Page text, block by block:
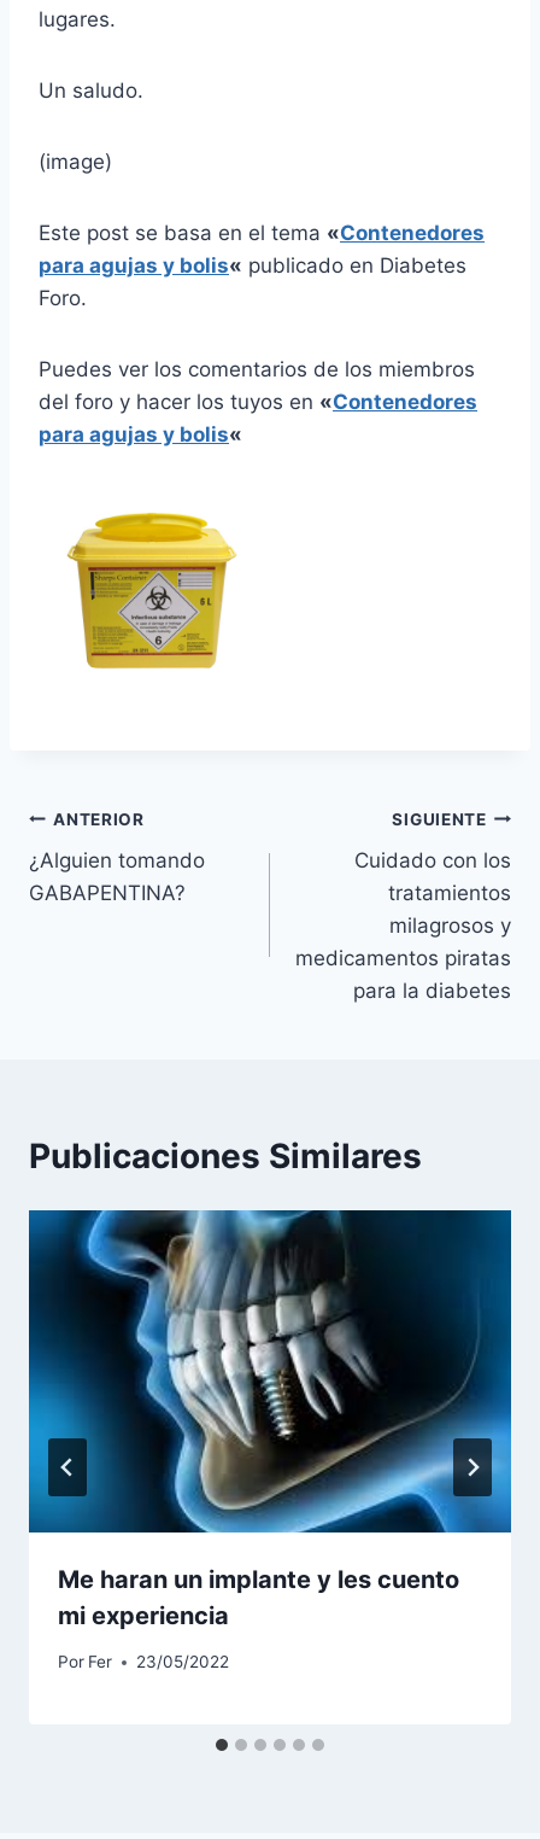
lugares.
Un saludo.
(image)
Este post se basa en el tema «Contenedores
para agujas y bolis« publicado en Diabetes
Foro.
Puedes ver los comentarios de los miembros
del foro y hacer los tuyos en «Contenedores
para agujas y bolis«
Navegación
de
ANTERIOR
¿Alguien tomando
GABAPENTINA?
SIGUIENTE
Cuidado con los
tratamientos
milagrosos y
medicamentos piratas
para la diabetes
Publicaciones Similares
Me haran un implante y les cuento
mi experiencia
Por Fer 23/05/2022